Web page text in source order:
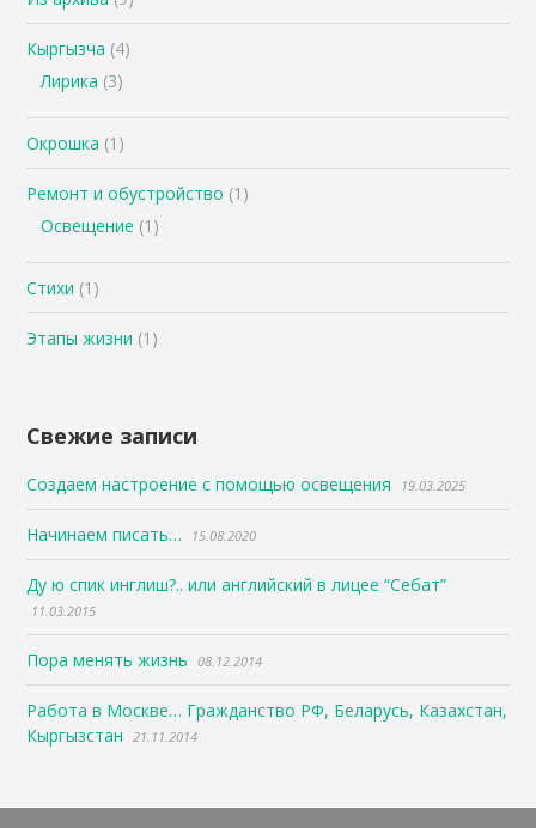
Кыргызча (4)
Лирика (3)
Окрошка (1)
Ремонт и обустройство (1)
Освещение (1)
Стихи (1)
Этапы жизни (1)
Свежие записи
Создаем настроение с помощью освещения 19.03.2025
Начинаем писать… 15.08.2020
Ду ю спик инглиш?.. или английский в лицее “Себат”
11.03.2015
Пора менять жизнь 08.12.2014
Работа в Москве… Гражданство РФ, Беларусь, Казахстан,
Кыргызстан
21.11.2014